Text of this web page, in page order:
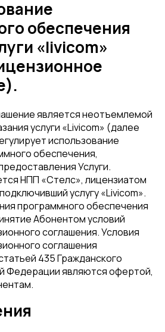
обеспечения
«livicom»
является неотъемлемой
услуги «Livicom» (далее
использование
обеспечения,
Услуги.
НПП «Стелс», лицензиатом
услугу «Livicom».
программного обеспечения
Абонентом условий
соглашения. Условия
соглашения
435 Гражданского
Федерации являются офертой,